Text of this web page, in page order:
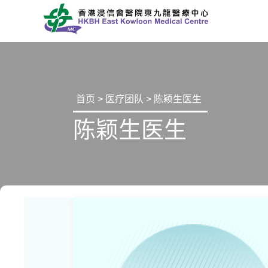
首页 > 医疗团队 > 陈颖生医生
陈颖生医生